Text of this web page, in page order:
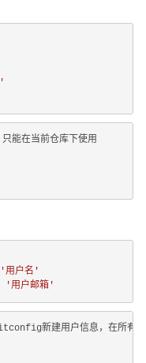
能在当前仓库下使用
户名'
新建用户信息，在所有仓